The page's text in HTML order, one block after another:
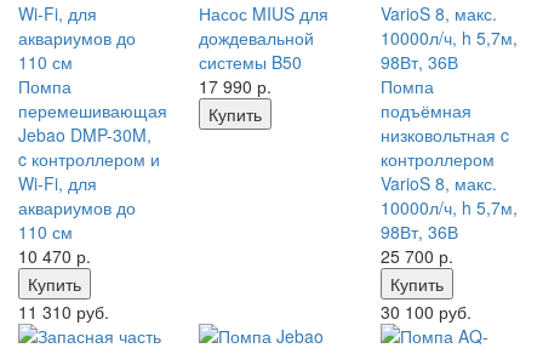
Помпа
перемешивающая
Jebao DMP-30M,
c контроллером и
Wi-Fi, для
аквариумов до
110 см
10 470 р.
Купить
11 310 руб.
Насос MIUS для
дождевальной
системы B50
17 990 р.
Купить
Помпа
подъёмная
низковольтная c
контроллером
VarioS 8, макс.
10000л/ч, h 5,7м,
98Вт, 36В
25 700 р.
Купить
30 100 руб.